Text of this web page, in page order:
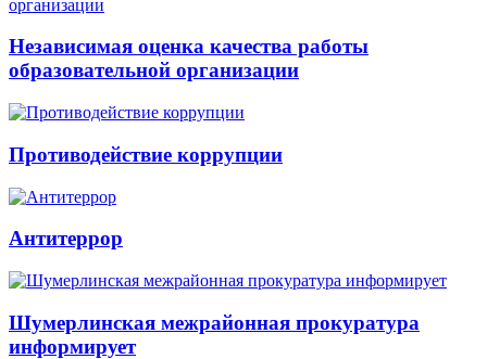
Независимая оценка качества работы
образовательной организации
Противодействие коррупции
Антитеррор
Шумерлинская межрайонная прокуратура
информирует